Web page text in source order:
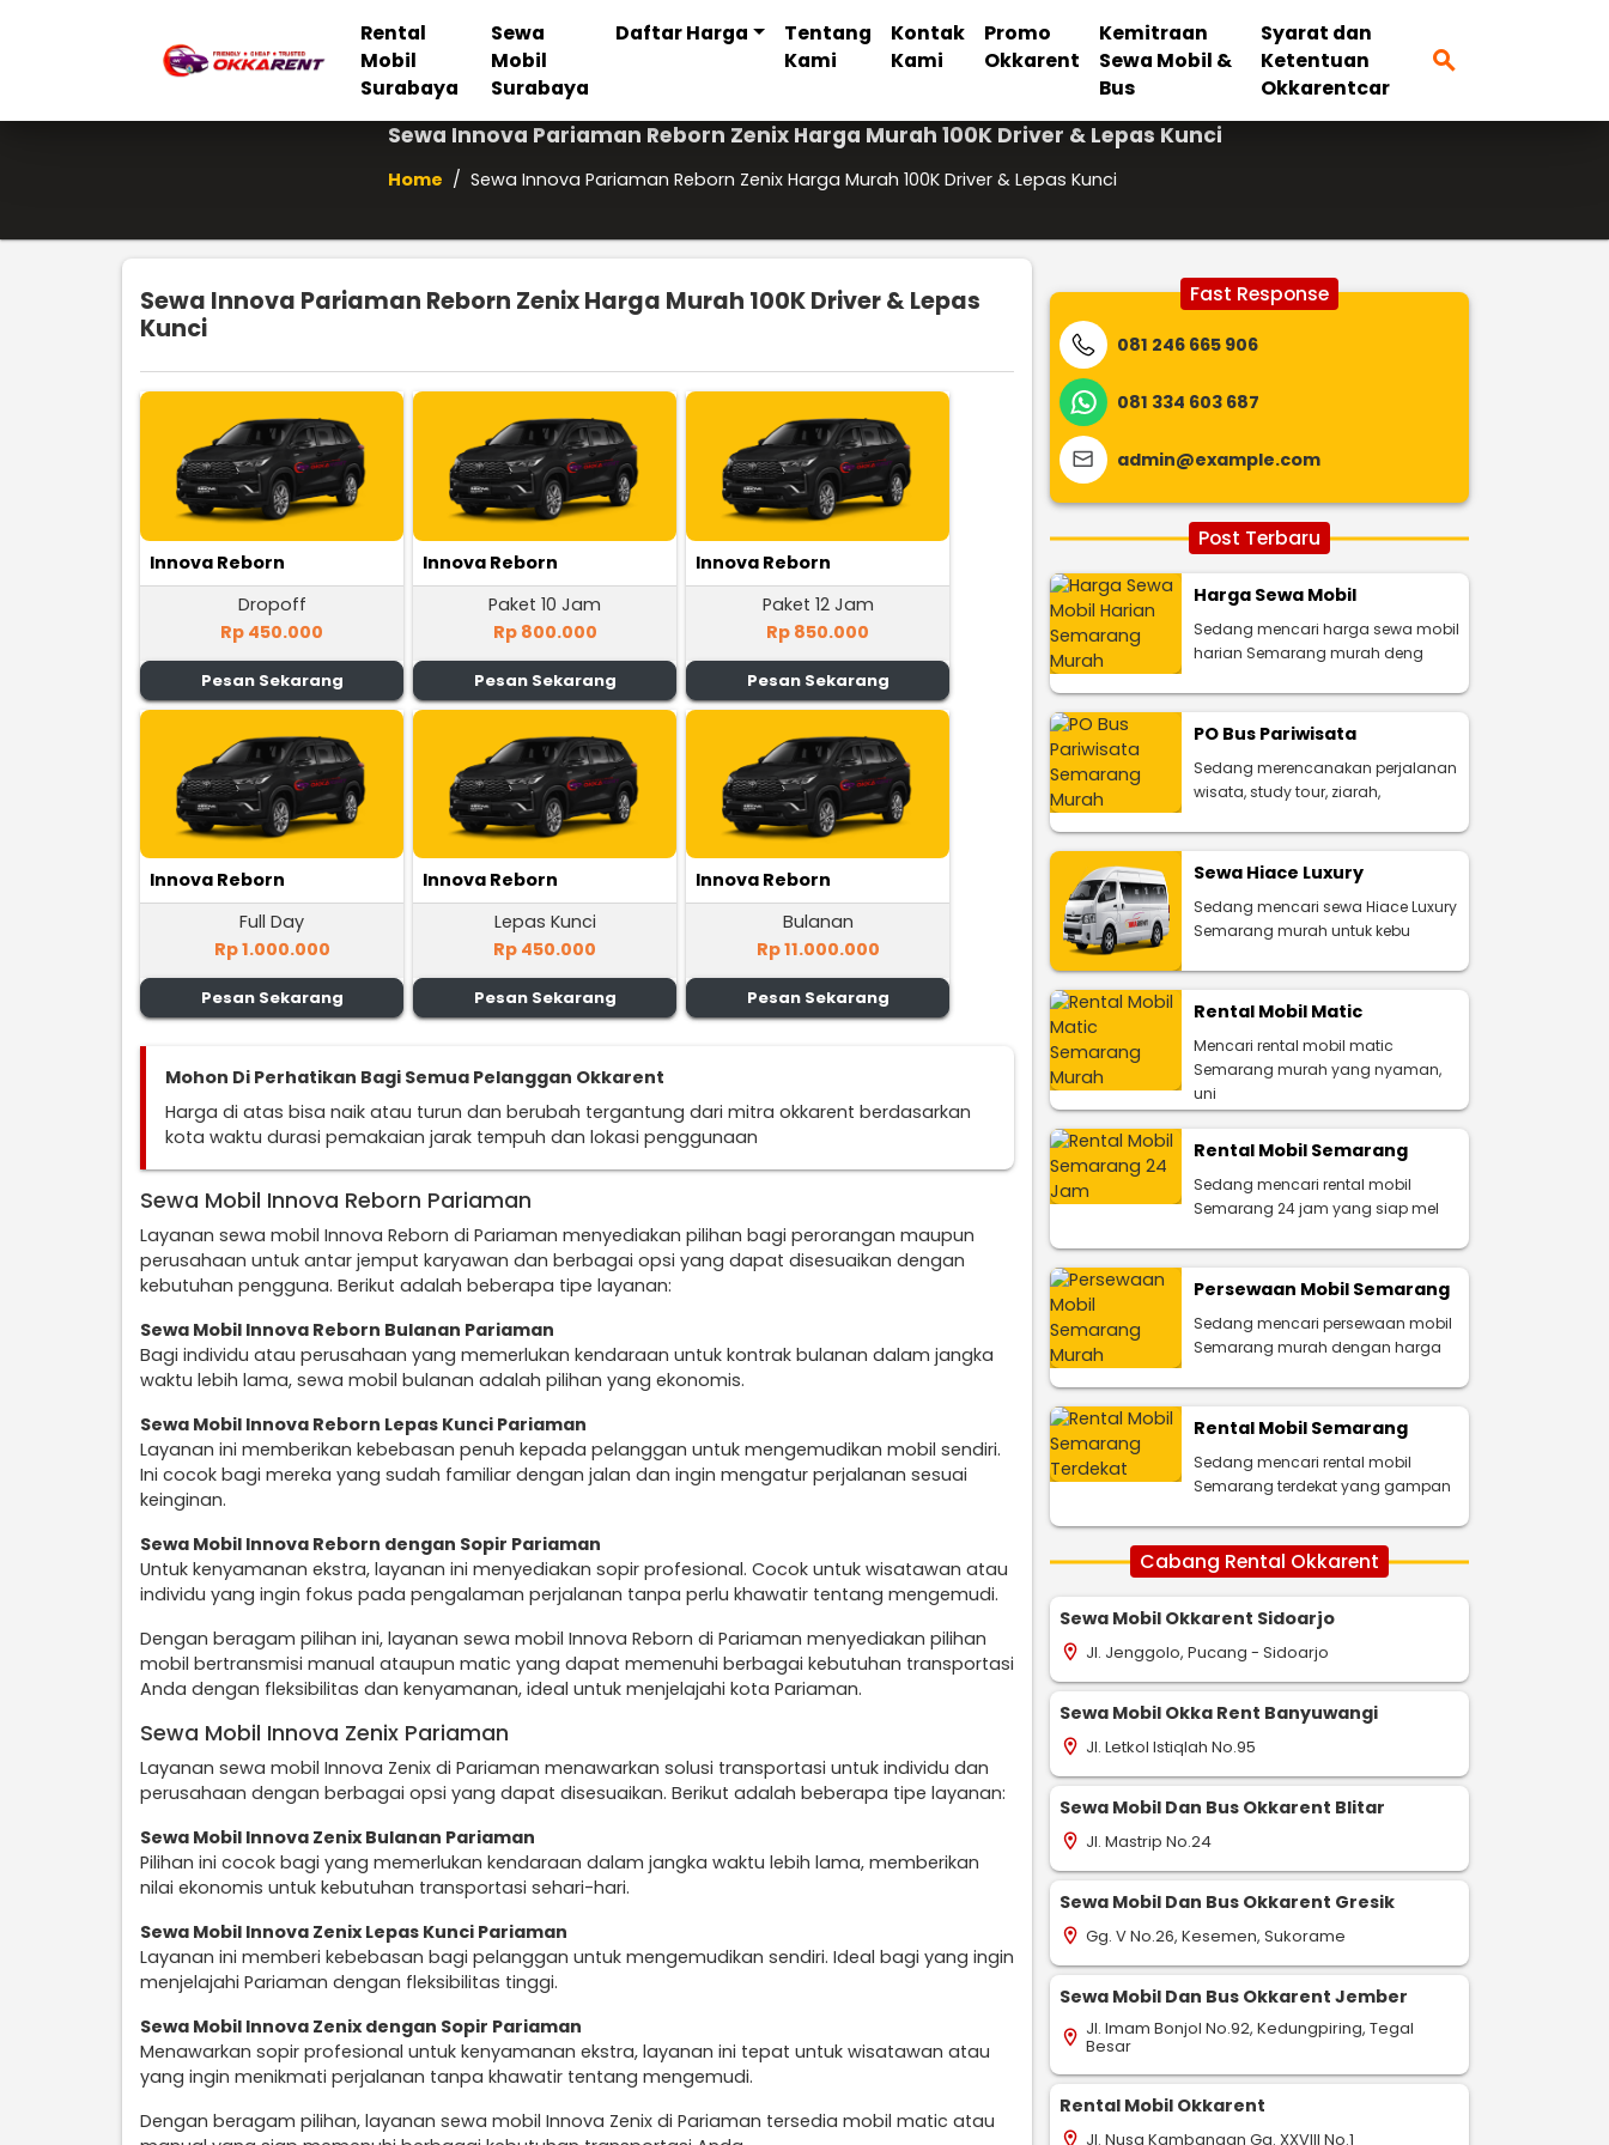
Rental
Mobil
Surabaya
Sewa
Mobil
Surabaya
Daftar Harga
Tentang
Kami
Kontak
Kami
Promo
Okkarent
Kemitraan
Sewa Mobil &
Bus
Syarat dan
Ketentuan
Okkarentcar
search
Sewa Innova Pariaman Reborn Zenix Harga Murah 100K Driver & Lepas Kunci
Home / Sewa Innova Pariaman Reborn Zenix Harga Murah 100K Driver & Lepas Kunci
Sewa Innova Pariaman Reborn Zenix Harga Murah 100K Driver & Lepas
Kunci
Innova Reborn
Dropoff
Rp 450.000
Pesan Sekarang
Innova Reborn
Paket 10 Jam
Rp 800.000
Pesan Sekarang
Innova Reborn
Paket 12 Jam
Rp 850.000
Pesan Sekarang
Innova Reborn
Full Day
Rp 1.000.000
Pesan Sekarang
Innova Reborn
Lepas Kunci
Rp 450.000
Pesan Sekarang
Innova Reborn
Bulanan
Rp 11.000.000
Pesan Sekarang
Mohon Di Perhatikan Bagi Semua Pelanggan Okkarent
Harga di atas bisa naik atau turun dan berubah tergantung dari mitra okkarent berdasarkan
kota waktu durasi pemakaian jarak tempuh dan lokasi penggunaan
Sewa Mobil Innova Reborn Pariaman
Layanan sewa mobil Innova Reborn di Pariaman menyediakan pilihan bagi perorangan maupun
perusahaan untuk antar jemput karyawan dan berbagai opsi yang dapat disesuaikan dengan
kebutuhan pengguna. Berikut adalah beberapa tipe layanan:
Sewa Mobil Innova Reborn Bulanan Pariaman
Bagi individu atau perusahaan yang memerlukan kendaraan untuk kontrak bulanan dalam jangka
waktu lebih lama, sewa mobil bulanan adalah pilihan yang ekonomis.
Sewa Mobil Innova Reborn Lepas Kunci Pariaman
Layanan ini memberikan kebebasan penuh kepada pelanggan untuk mengemudikan mobil sendiri.
Ini cocok bagi mereka yang sudah familiar dengan jalan dan ingin mengatur perjalanan sesuai
keinginan.
Sewa Mobil Innova Reborn dengan Sopir Pariaman
Untuk kenyamanan ekstra, layanan ini menyediakan sopir profesional. Cocok untuk wisatawan atau
individu yang ingin fokus pada pengalaman perjalanan tanpa perlu khawatir tentang mengemudi.
Dengan beragam pilihan ini, layanan sewa mobil Innova Reborn di Pariaman menyediakan pilihan
mobil bertransmisi manual ataupun matic yang dapat memenuhi berbagai kebutuhan transportasi
Anda dengan fleksibilitas dan kenyamanan, ideal untuk menjelajahi kota Pariaman.
Sewa Mobil Innova Zenix Pariaman
Layanan sewa mobil Innova Zenix di Pariaman menawarkan solusi transportasi untuk individu dan
perusahaan dengan berbagai opsi yang dapat disesuaikan. Berikut adalah beberapa tipe layanan:
Sewa Mobil Innova Zenix Bulanan Pariaman
Pilihan ini cocok bagi yang memerlukan kendaraan dalam jangka waktu lebih lama, memberikan
nilai ekonomis untuk kebutuhan transportasi sehari-hari.
Sewa Mobil Innova Zenix Lepas Kunci Pariaman
Layanan ini memberi kebebasan bagi pelanggan untuk mengemudikan sendiri. Ideal bagi yang ingin
menjelajahi Pariaman dengan fleksibilitas tinggi.
Sewa Mobil Innova Zenix dengan Sopir Pariaman
Menawarkan sopir profesional untuk kenyamanan ekstra, layanan ini tepat untuk wisatawan atau
yang ingin menikmati perjalanan tanpa khawatir tentang mengemudi.
Dengan beragam pilihan, layanan sewa mobil Innova Zenix di Pariaman tersedia mobil matic atau
Fast Response
081 246 665 906
081 334 603 687
admin@example.com
Post Terbaru
Harga Sewa Mobil
Sedang mencari harga sewa mobil
harian Semarang murah deng
PO Bus Pariwisata
Sedang merencanakan perjalanan
wisata, study tour, ziarah,
Sewa Hiace Luxury
Sedang mencari sewa Hiace Luxury
Semarang murah untuk kebu
Rental Mobil Matic
Mencari rental mobil matic
Semarang murah yang nyaman,
uni
Rental Mobil Semarang
Sedang mencari rental mobil
Semarang 24 jam yang siap mel
Persewaan Mobil Semarang
Sedang mencari persewaan mobil
Semarang murah dengan harga
Rental Mobil Semarang
Sedang mencari rental mobil
Semarang terdekat yang gampan
Cabang Rental Okkarent
Sewa Mobil Okkarent Sidoarjo
location_on Jl. Jenggolo, Pucang - Sidoarjo
Sewa Mobil Okka Rent Banyuwangi
location_on Jl. Letkol Istiqlah No.95
Sewa Mobil Dan Bus Okkarent Blitar
location_on Jl. Mastrip No.24
Sewa Mobil Dan Bus Okkarent Gresik
location_on Gg. V No.26, Kesemen, Sukorame
Sewa Mobil Dan Bus Okkarent Jember
location_on Jl. Imam Bonjol No.92, Kedungpiring, Tegal
Besar
Rental Mobil Okkarent
location_on Jl. Nusa Kambangan Gg. XXVIII No.1